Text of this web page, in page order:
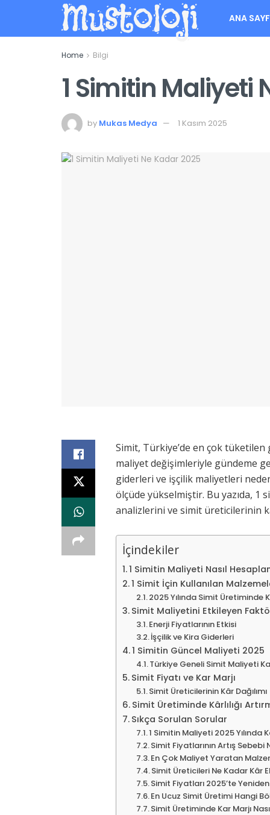
Mustoloji ANA
Home Bilgi
1 Simitin Maliyeti
by Mukas Medya 1 Kasım 2025
Simit, Türkiye’de en çok
maliyet değişimleriyle gündeme
giderleri ve işçilik maliyetleri
ölçüde yükselmiştir. Bu yazıda,
analizlerini ve simit üreticilerinin
İçindekiler
1 Simitin Maliyeti Nasıl
1 Simit İçin Kullanılan
2025 Yılında Simit Üretiminde
Simit Maliyetini Etkileyen
Enerji Fiyatlarının Etkisi
İşçilik ve Kira Giderleri
1 Simitin Güncel Maliyeti 2025
Türkiye Geneli Simit Maliyeti
Simit Fiyatı ve Kar Marjı
Simit Üreticilerinin Kâr Dağılımı
Simit Üretiminde Kârlılığı
Sıkça Sorulan Sorular
1 Simitin Maliyeti 2025 Yılında
Simit Fiyatlarının Artış Sebebi
En Çok Maliyet Yaratan
Simit Üreticileri Ne Kadar Kâr
Simit Fiyatları 2025’te
En Ucuz Simit Üretimi Hangi
Simit Üretiminde Kar Marjı Nasıl